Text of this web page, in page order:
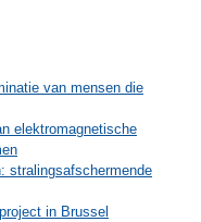
van mensen die
elektromagnetische
stralingsafschermende
in Brussel